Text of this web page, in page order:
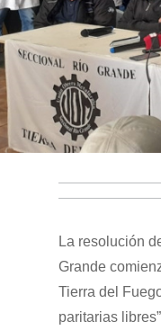
La resolución
Grande
Tierra del
paritarias